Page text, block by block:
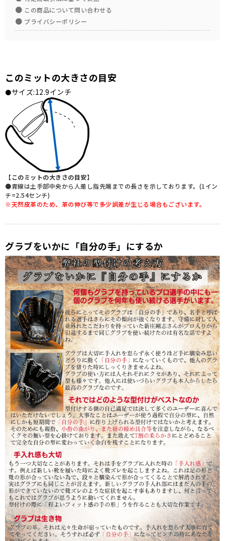
● この商品について問い合わせる
● プライバシーポリシー
このミットの大きさの目安
●サイズ:12.9インチ
【このミットの大きさの目安】
●青線は土手部中央から人差し指先端までの長さを示しております。(1イン
チ=2.54センチ)
※天然皮革のため、革の伸び等で多少誤差が生じる場合もございます。
グラブをいかに「自分の手」にするか